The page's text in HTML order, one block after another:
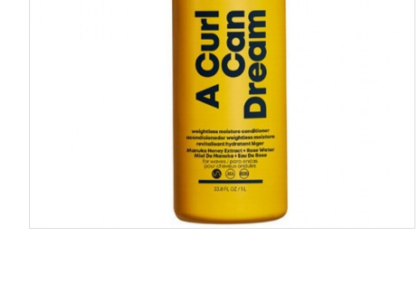
Matrix A Curl Can Dream
Matrix A Curl Can Dream